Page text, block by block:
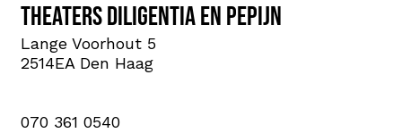
Theaters Diligentia en PePijn
Lange Voorhout 5
2514EA Den Haag
070 361 0540